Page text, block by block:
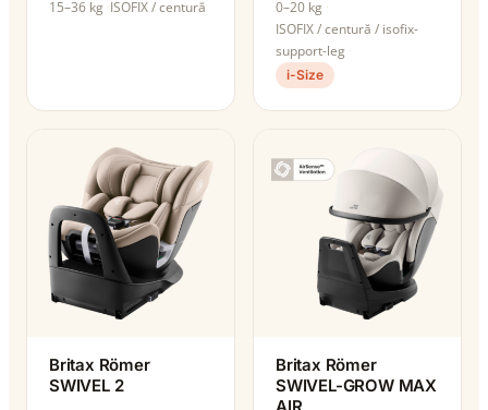
15–36 kg ISOFIX / centură
0–20 kg
ISOFIX / centură / isofix-
support-leg
i-Size
Britax Römer
SWIVEL 2
Britax Römer
SWIVEL-GROW MAX
AIR